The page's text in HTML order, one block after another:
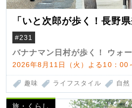
「いと次郎が歩く！長野
#231
バナナマン日村が歩く！ ウォ
2026年8月11日（火）よる10：00
趣味 ライフスタイル 自然
旅・くらし